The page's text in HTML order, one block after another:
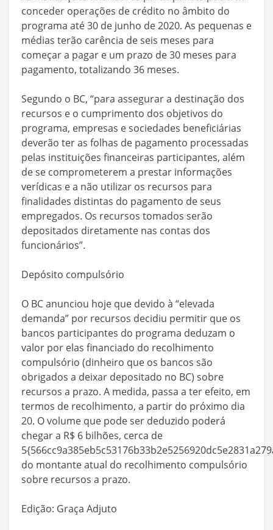
conceder operações de crédito no âmbito do
programa até 30 de junho de 2020. As pequenas e
médias terão carência de seis meses para
começar a pagar e um prazo de 30 meses para
pagamento, totalizando 36 meses.
Segundo o BC, “para assegurar a destinação dos
recursos e o cumprimento dos objetivos do
programa, empresas e sociedades beneficiárias
deverão ter as folhas de pagamento processadas
pelas instituições financeiras participantes, além
de se comprometerem a prestar informações
verídicas e a não utilizar os recursos para
finalidades distintas do pagamento de seus
empregados. Os recursos tomados serão
depositados diretamente nas contas dos
funcionários”.
Depósito compulsório
O BC anunciou hoje que devido à “elevada
demanda” por recursos decidiu permitir que os
bancos participantes do programa deduzam o
valor por elas financiado do recolhimento
compulsório (dinheiro que os bancos são
obrigados a deixar depositado no BC) sobre
recursos a prazo. A medida, passa a ter efeito, em
termos de recolhimento, a partir do próximo dia
20. O volume que pode ser deduzido poderá
chegar a R$ 6 bilhões, cerca de
do montante atual do recolhimento compulsório
sobre recursos a prazo.
Edição: Graça Adjuto